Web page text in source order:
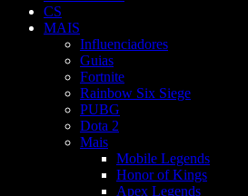
CS
MAIS
Influenciadores
Guias
Fortnite
Rainbow Six Siege
PUBG
Dota 2
Mais
Mobile Legends
Honor of Kings
Apex Legends